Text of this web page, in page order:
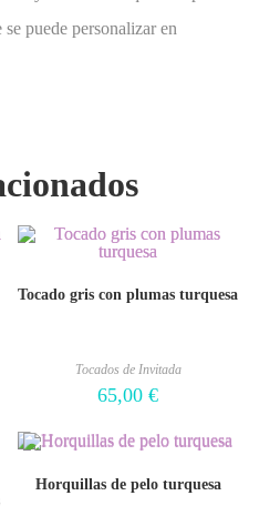
puede personalizar en
Tocado gris con plumas turquesa
Tocados de Invitada
65,00€
Horquillas de pelo turquesa